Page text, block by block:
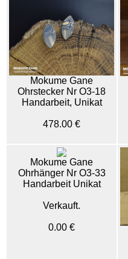
Mokume Gane
Ohrstecker Nr O3-18
Handarbeit, Unikat
478.00 €
Mokume Gane
Ohrhänger Nr O3-33
Handarbeit Unikat
Verkauft.
0.00 €